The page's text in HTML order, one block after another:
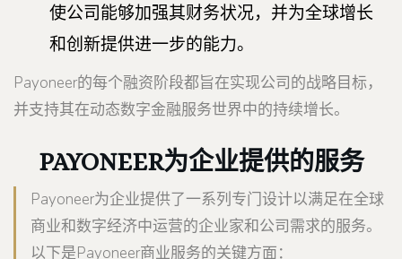
使公司能够加强其财务状况，并为全球增长
和创新提供进一步的能力。
Payoneer的每个融资阶段都旨在实现公司的战略目标，
并支持其在动态数字金融服务世界中的持续增长。
PAYONEER为企业提供的服务
Payoneer为企业提供了一系列专门设计以满足在全球
商业和数字经济中运营的企业家和公司需求的服务。
以下是Payoneer商业服务的关键方面：